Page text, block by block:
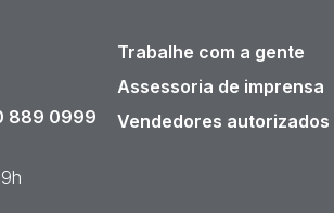
889 0999
Trabalhe com a gente
Assessoria de imprensa
Vendedores autorizados